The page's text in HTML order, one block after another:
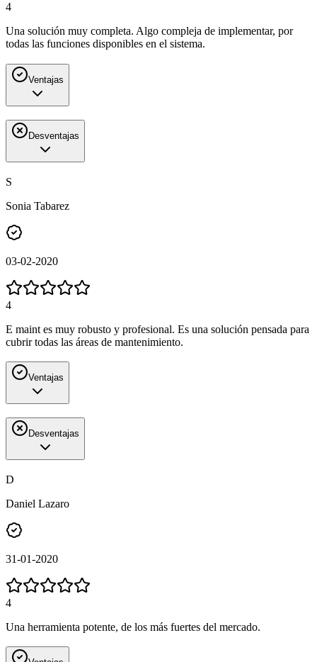
4
Una solución muy completa. Algo compleja de implementar, por
todas las funciones disponibles en el sistema.
Ventajas
Desventajas
S
Sonia Tabarez
03-02-2020
4
E maint es muy robusto y profesional. Es una solución pensada para
cubrir todas las áreas de mantenimiento.
Ventajas
Desventajas
D
Daniel Lazaro
31-01-2020
4
Una herramienta potente, de los más fuertes del mercado.